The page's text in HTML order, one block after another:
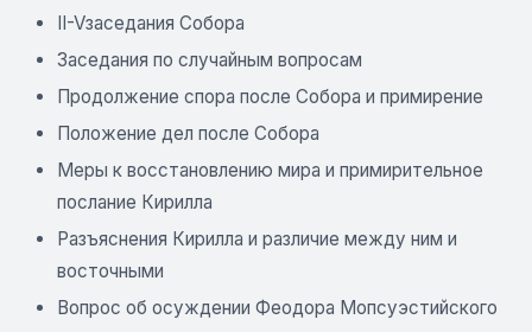
II-Vзаседания Собора
Заседания по случайным вопросам
Продолжение спора после Собора и примирение
Положение дел после Собора
Меры к восстановлению мира и примирительное
послание Кирилла
Разъяснения Кирилла и различие между ним и
восточными
Вопрос об осуждении Феодора Мопсуэстийского